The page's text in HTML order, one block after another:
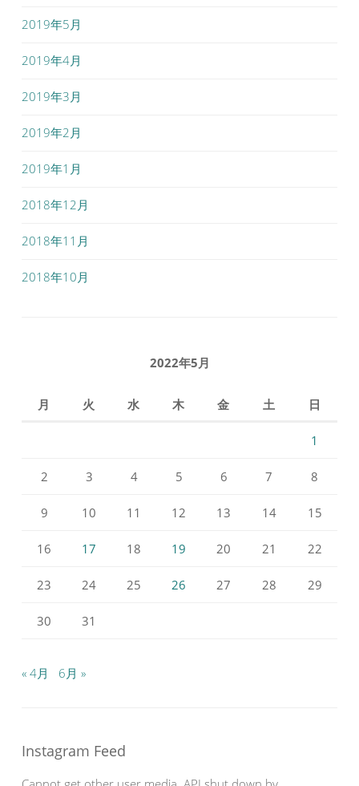
2019年5月
2019年4月
2019年3月
2019年2月
2019年1月
2018年12月
2018年11月
2018年10月
2022年5月
月 火 水 木 金 土 日
1
2 3 4 5 6 7 8
9 10 11 12 13 14 15
16 17 18 19 20 21 22
23 24 25 26 27 28 29
30 31
« 4月 6月 »
Instagram Feed